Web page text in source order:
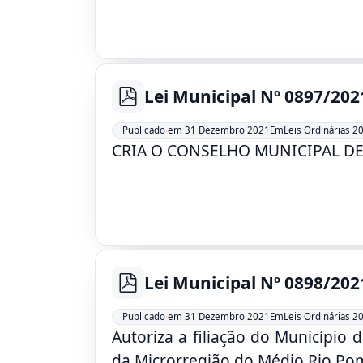
pdf
Lei Municipal Nº 0897/
Publicado em 31 Dezembro 2021 EmLeis Ordinárias
CRIA O CONSELHO MUNICIPAL
pdf
Lei Municipal Nº 0898/
Publicado em 31 Dezembro 2021 EmLeis Ordinárias
Autoriza a filiação do Município